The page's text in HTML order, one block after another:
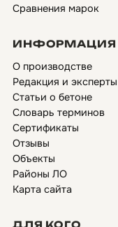
Сравнения марок
ИНФОРМАЦИЯ
О производстве
Редакция и эксперты
Статьи о бетоне
Словарь терминов
Сертификаты
Отзывы
Объекты
Районы ЛО
Карта сайта
ДЛЯ КОГО